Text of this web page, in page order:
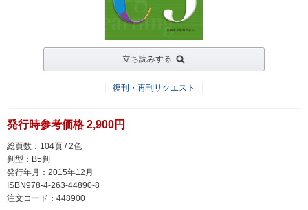
立ち読みする
復刊・再刊リクエスト
発行時参考価格 2,900円
総頁数：104頁 / 2色
判型：B5判
発行年月：2015年12月
ISBN978-4-263-44890-8
注文コード：448900